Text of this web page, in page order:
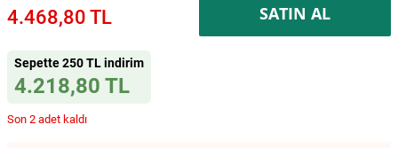
4.468,80 TL SATIN AL
Sepette 250 TL indirim
4.218,80 TL
Son 2 adet kaldı